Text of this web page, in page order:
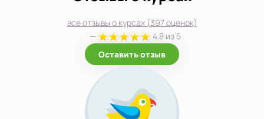
все отзывы о курсах (397 оценок)
—
4.8 из 5
Оставить отзыв